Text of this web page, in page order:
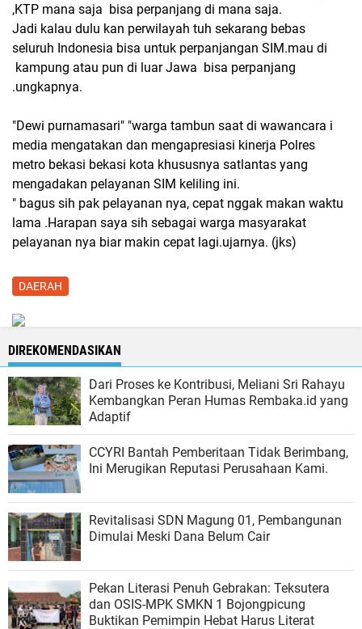
,KTP mana saja bisa perpanjang di mana saja.
Jadi kalau dulu kan perwilayah tuh sekarang bebas
seluruh Indonesia bisa untuk perpanjangan SIM.mau di
kampung atau pun di luar Jawa bisa perpanjang
.ungkapnya.
"Dewi purnamasari" "warga tambun saat di wawancara i
media mengatakan dan mengapresiasi kinerja Polres
metro bekasi bekasi kota khususnya satlantas yang
mengadakan pelayanan SIM keliling ini.
" bagus sih pak pelayanan nya, cepat nggak makan waktu
lama .Harapan saya sih sebagai warga masyarakat
pelayanan nya biar makin cepat lagi.ujarnya. (jks)
DAERAH
DIREKOMENDASIKAN
Dari Proses ke Kontribusi, Meliani Sri Rahayu
Kembangkan Peran Humas Rembaka.id yang
Adaptif
CCYRI Bantah Pemberitaan Tidak Berimbang,
Ini Merugikan Reputasi Perusahaan Kami.
Revitalisasi SDN Magung 01, Pembangunan
Dimulai Meski Dana Belum Cair
Pekan Literasi Penuh Gebrakan: Teksutera
dan OSIS-MPK SMKN 1 Bojongpicung
Buktikan Pemimpin Hebat Harus Literat